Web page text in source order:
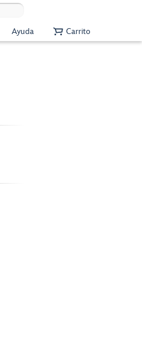
Ayuda Carrito